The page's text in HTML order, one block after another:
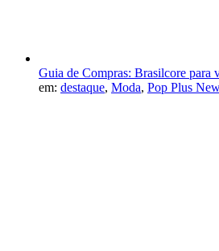
Guia de Compras: Brasilcore para
em: destaque, Moda, Pop Plus